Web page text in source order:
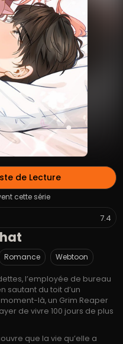
de Lecture
cette série
7.4
Romance Webtoon
l’employée de bureau
sautant du toit d’un
là, un Grim Reaper
de vivre 100 jours de plus
que la vie qu’elle a